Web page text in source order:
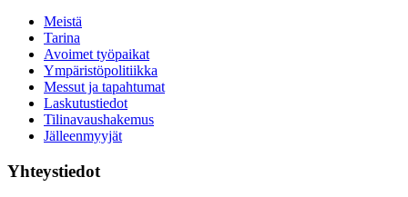
Meistä
Tarina
Avoimet työpaikat
Ympäristöpolitiikka
Messut ja tapahtumat
Laskutustiedot
Tilinavaushakemus
Jälleenmyyjät
Yhteystiedot